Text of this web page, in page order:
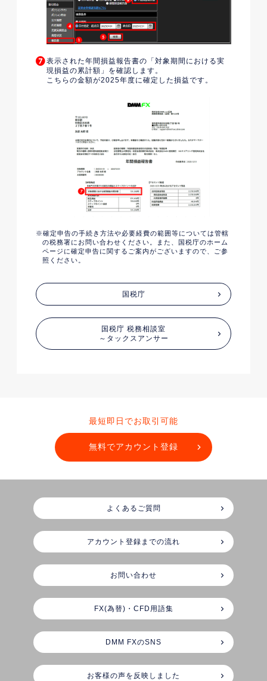
表示された年間損益報告書の「対象期間における実
現損益の累計額」を確認します。
こちらの金額が2025年度に確定した損益です。
確定申告の手続き方法や必要経費の範囲等については管轄
の税務署にお問い合わせください。また、国税庁のホーム
ページに確定申告に関するご案内がございますので、ご参
照ください。
国税庁
国税庁 税務相談室
～タックスアンサー
最短即日でお取引可能
無料でアカウント登録
よくあるご質問
アカウント登録までの流れ
お問い合わせ
FX(為替)・CFD用語集
DMM FXのSNS
お客様の声を反映しました